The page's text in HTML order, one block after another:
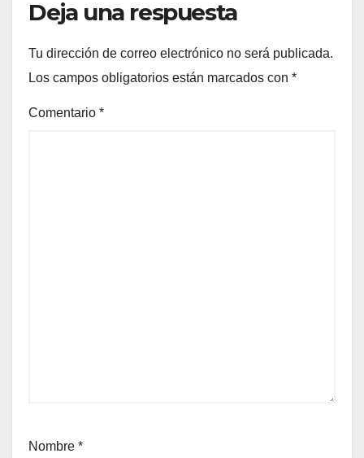
Deja una respuesta
Tu dirección de correo electrónico no será publicada.
Los campos obligatorios están marcados con *
Comentario *
Nombre *